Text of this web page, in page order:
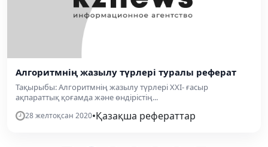
Алгоритмнің жазылу түрлері туралы реферат
Тақырыбы: Алгоритмнің жазылу түрлері XXI- ғасыр
ақпараттық қоғамда және өндірістің...
28 желтоқсан 2020•Қазақша рефераттар